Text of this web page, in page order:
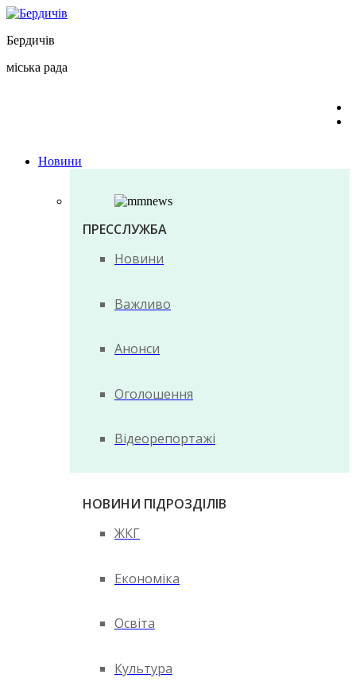
Перейти
вмісту
Бердичів
міська рада
Новини
ПРЕССЛУЖБА
Новини
Важливо
Анонси
Оголошення
Відеорепортажі
НОВИНИ ПІДРОЗДІЛІВ
ЖКГ
Економіка
Освіта
Культура